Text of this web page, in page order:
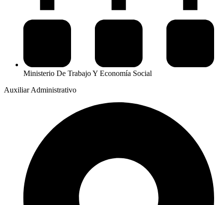
Ministerio De Trabajo Y Economía Social
Auxiliar Administrativo